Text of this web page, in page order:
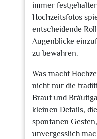
immer
Hochzeitsfotos
entscheidende
Augenblicke
zu bewahren.
Was macht
nicht nur die
Braut und
kleinen Details,
spontanen
unvergesslich